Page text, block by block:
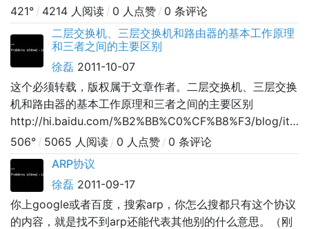
络层的一部分） 3 传输层 例如TCP、UDP、RTP、
SCTP（如OSPF这样的路由协议，尽管运行在IP上也可以看
作是网络层的一部分） 2 网络层 对于TCP/IP来说这是因特
网协议（IP）（如ICMP和I
421° / 4214 人阅读 / 0 人点赞 / 0 条评论
二层交换机、三层交换机和路由器的基本工作原理
和三者之间的主要区别
徐磊 2011-10-07
这个必须转载，版权属于文章作者。二层交换机、三层交换
机和路由器的基本工作原理和三者之间的主要区别
http://hi.baidu.com/%B2%BB%C0%CF%B8%F3/blog/
希望大家网络都是好的，嘿嘿。---------------------------
---------------------------------
506° / 5065 人阅读 / 0 人点赞 / 0 条评论
ARP协议
徐磊 2011-09-17
你上google或者百度，搜索arp，你怎么搜都只有这个协议
的内容，就是找不到arp还能代表其他别的什么意思。（刚